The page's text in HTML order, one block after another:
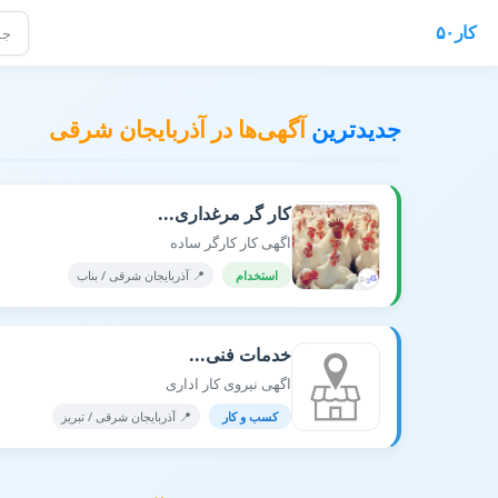
کار۵۰
جدیدترین آگهی‌ها در آذربایجان شرقی
کار گر مرغداری...
اگهی کار کارگر ساده
استخدام 📍 آذربایجان شرقی / بناب
خدمات فنی...
اگهی نیروی کار اداری
کسب و کار 📍 آذربایجان شرقی / تبريز